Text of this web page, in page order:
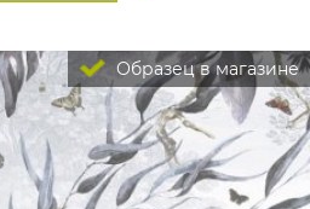
Образец в магазине